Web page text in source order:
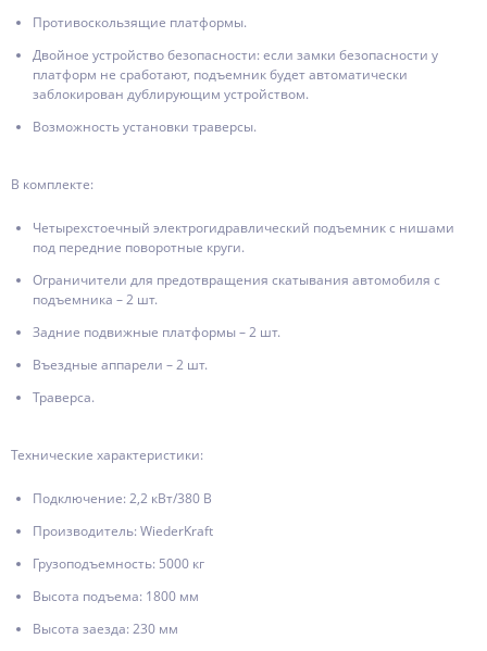
Противоскользящие платформы.
Двойное устройство безопасности: если замки безопасности у
платформ не сработают, подъемник будет автоматически
заблокирован дублирующим устройством.
Возможность установки траверсы.
В комплекте:
Четырехстоечный электрогидравлический подъемник с нишами
под передние поворотные круги.
Ограничители для предотвращения скатывания автомобиля с
подъемника – 2 шт.
Задние подвижные платформы – 2 шт.
Въездные аппарели – 2 шт.
Траверса.
Технические характеристики:
Подключение: 2,2 кВт/380 В
Производитель: WiederKraft
Грузоподъемность: 5000 кг
Высота подъема: 1800 мм
Высота заезда: 230 мм